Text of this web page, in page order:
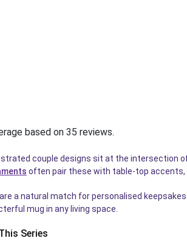
based on 35 reviews.
couple designs sit at the intersection
often pair these with table-top
a natural match for personalised
mug in any living space.
Series